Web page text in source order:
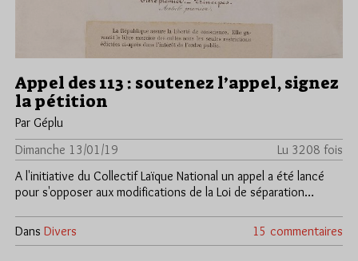
Appel des 113 : soutenez l’appel, signez
la pétition
Par Géplu
Dimanche 13/01/19
Lu 3208 fois
A l'initiative du Collectif Laïque National un appel a été lancé
pour s'opposer aux modifications de la Loi de séparation…
Dans Divers 15 commentaires